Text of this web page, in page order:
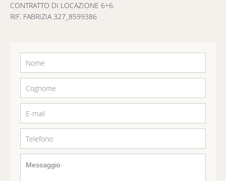
CONTRATTO DI LOCAZIONE 6+6.
RIF. FABRIZIA 327_8599386